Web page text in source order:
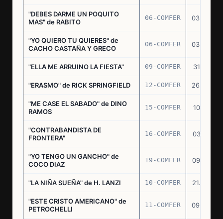
"DEBES DARME UN POQUITO
MAS" de RABITO
06-COMFER 03.05.74
"YO QUIERO TU QUIERES" de
CACHO CASTAÑA Y GRECO
06-COMFER 03.05.74
"ELLA ME ARRUINO LA FIESTA" 09-COMFER 31.07.74
"ERASMO" de RICK SPRINGFIELD 12-COMFER 26.09.74
"ME CASE EL SABADO" de DINO
RAMOS
15-COMFER 10.10.74
"CONTRABANDISTA DE
FRONTERA"
16-COMFER 03.12.74
"YO TENGO UN GANCHO" de
COCO DIAZ
19-COMFER 09.01.75
"LA NIÑA SUEÑA" de H. LANZI 10-COMFER 21.03.75
"ESTE CRISTO AMERICANO" de
PETROCHELLI
11-COMFER 09.04.75